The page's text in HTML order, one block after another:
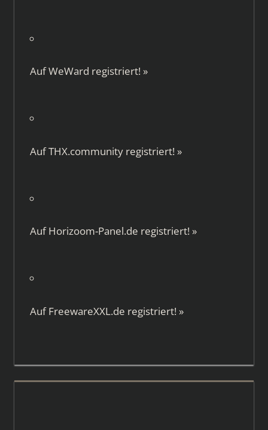
AufWeWard registriert! »
AufTHX.communityregistriert! »
AufHorizoom-Panel.de registriert! »
AufFreewareXXL.de registriert! »